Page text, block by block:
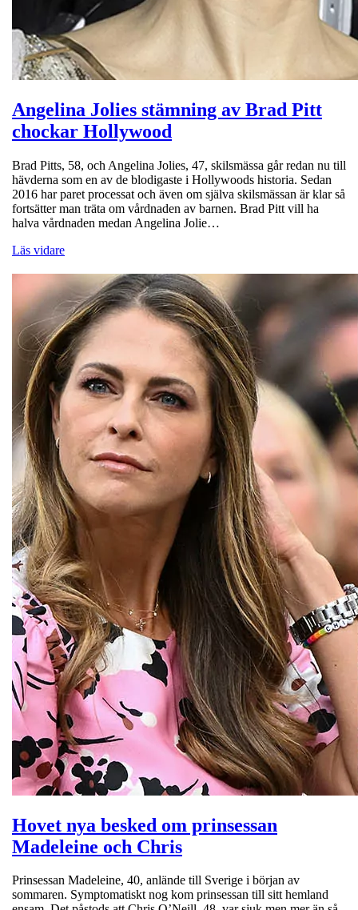
Angelina Jolies stämning av Brad Pitt
chockar Hollywood
Brad Pitts, 58, och Angelina Jolies, 47, skilsmässa går redan nu till
hävderna som en av de blodigaste i Hollywoods historia. Sedan
2016 har paret processat och även om själva skilsmässan är klar så
fortsätter man träta om vårdnaden av barnen. Brad Pitt vill ha
halva vårdnaden medan Angelina Jolie…
Läs vidare
Hovet nya besked om prinsessan
Madeleine och Chris
Prinsessan Madeleine, 40, anlände till Sverige i början av
sommaren. Symptomatiskt nog kom prinsessan till sitt hemland